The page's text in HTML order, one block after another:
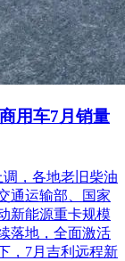
用车7月销量
，各地老旧柴油
通运输部、国家
新能源重卡规模
落地，全面激活
，7月吉利远程新